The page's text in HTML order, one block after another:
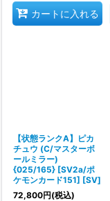
カートに入れる
【状態ランクA】ピカ
チュウ (C/マスターボ
ールミラー)
{025/165} [SV2a/ポ
ケモンカード151] [SV]
72,800円(税込)